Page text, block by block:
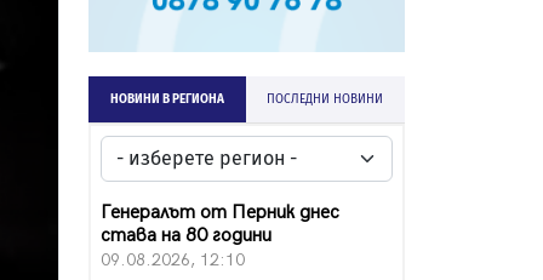
НОВИНИ В РЕГИОНА ПОСЛЕДНИ НОВИНИ
Генералът от Перник днес
става на 80 години
09.08.2026, 12:10